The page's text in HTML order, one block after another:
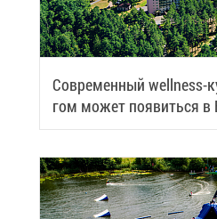
Со­вре­мен­ный wellness-
гом мо­жет по­явить­ся в
зы­ва­ем по­дроб­но­сти